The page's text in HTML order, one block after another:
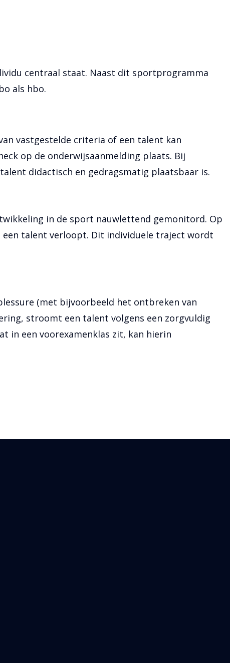
centraal staat. Naast dit sportprogramma
als hbo.
vastgestelde criteria of een talent kan
op de onderwijsaanmelding plaats. Bij
didactisch en gedragsmatig plaatsbaar is.
in de sport nauwlettend gemonitord. Op
een talent verloopt. Dit individuele traject wordt
(met bijvoorbeeld het ontbreken van
stroomt een talent volgens een zorgvuldig
in een voorexamenklas zit, kan hierin